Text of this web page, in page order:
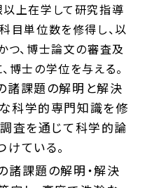
上在学して研究指導
目単位数を修得し、以
つ、博士論文の審査及
博士の学位を与える。
諸課題の解明と解決
科学的専門知識を修
査を通じて科学的論
ている。
諸課題の解明・解決